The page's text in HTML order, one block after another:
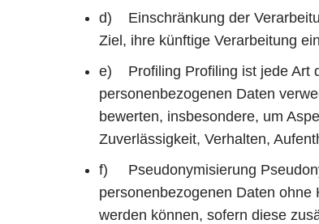
d) Einschränkung der
Ziel, ihre künftige Verarbeitung
e) Profiling Profiling ist jede Art
personenbezogenen Daten
bewerten, insbesondere, um
Zuverlässigkeit, Verhalten,
f) Pseudonymisierung
personenbezogenen Daten
werden können, sofern diese